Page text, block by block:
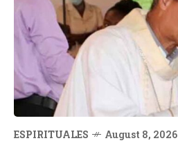
ESPIRITUALES August 8, 2026